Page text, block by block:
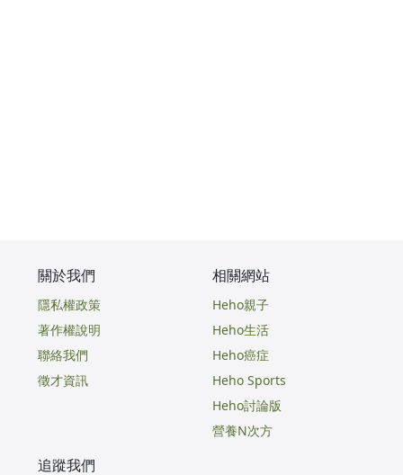
關於我們
隱私權政策
著作權說明
聯絡我們
徵才資訊
相關網站
Heho親子
Heho生活
Heho癌症
Heho Sports
Heho討論版
營養N次方
追蹤我們